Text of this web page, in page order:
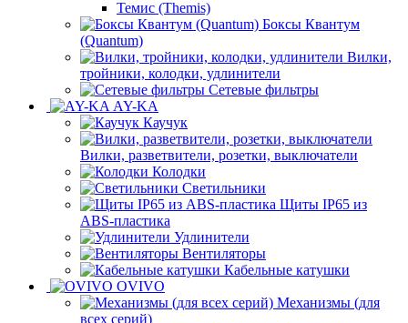
Темис (Themis)
Боксы Квантум
(Quantum)
Вилки,
тройники, колодки, удлинители
Сетевые фильтры
AY-KA
Каучук
Вилки, разветвители, розетки, выключатели
Колодки
Светильники
Щиты IP65 из
ABS-пластика
Удлинители
Вентиляторы
Кабельные катушки
OVIVO
Механизмы (для
всех серий)